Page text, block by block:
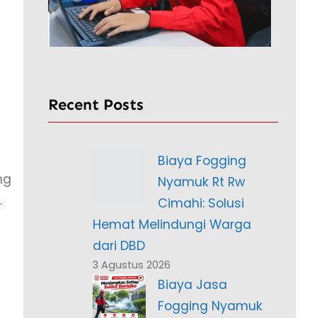
Recent Posts
Biaya Fogging
Nyamuk Rt Rw
Cimahi: Solusi
Hemat Melindungi Warga
dari DBD
3 Agustus 2026
Biaya Jasa
Fogging Nyamuk